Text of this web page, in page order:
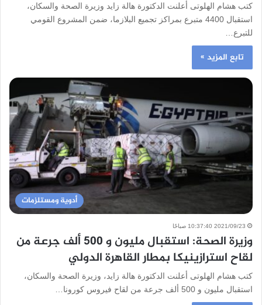
كتب هشام الهلوتى أعلنت الدكتورة هالة زايد وزيرة الصحة والسكان،
استقبال 4400 متبرع بمراكز تجميع البلازما، ضمن المشروع القومي
للتبرع…
تابع المزيد »
أدوية ومستلزمات
2021/09/23 10:37:40 صباحًا
وزيرة الصحة: استقبال مليون و 500 ألف جرعة من
لقاح استرازينيكا بمطار القاهرة الدولي
كتب هشام الهلوتى أعلنت الدكتورة هالة زايد، وزيرة الصحة والسكان،
استقبال مليون و 500 ألف جرعة من لقاح فيروس كورونا…